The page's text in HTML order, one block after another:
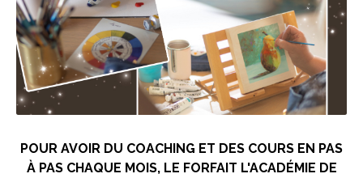
POUR AVOIR DU COACHING ET DES COURS EN PAS
À PAS CHAQUE MOIS, LE FORFAIT L'ACADÉMIE DE